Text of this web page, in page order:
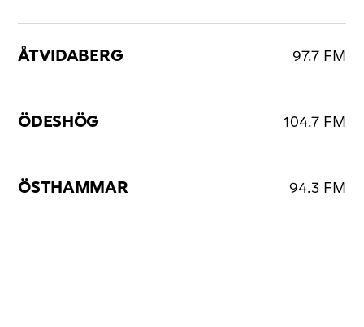
ÅTVIDABERG 97.7 FM
ÖDESHÖG 104.7 FM
ÖSTHAMMAR 94.3 FM